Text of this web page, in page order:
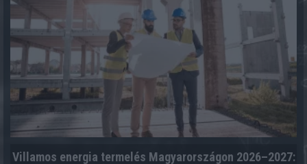
Villamos energia termelés Magyarországon 2026–2027: